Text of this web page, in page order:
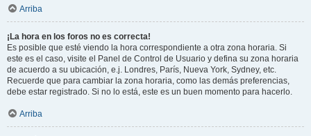
Arriba
¡La hora en los foros no es correcta!
Es posible que esté viendo la hora correspondiente a otra zona horaria. Si
este es el caso, visite el Panel de Control de Usuario y defina su zona horaria
de acuerdo a su ubicación, e.j. Londres, París, Nueva York, Sydney, etc.
Recuerde que para cambiar la zona horaria, como las demás preferencias,
debe estar registrado. Si no lo está, este es un buen momento para hacerlo.
Arriba